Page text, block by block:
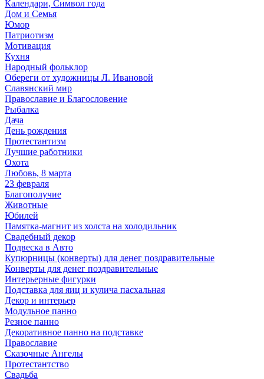
Календари, Символ года
Дом и Семья
Юмор
Патриотизм
Мотивация
Кухня
Народный фольклор
Обереги от художницы Л. Ивановой
Славянский мир
Православие и Благословение
Рыбалка
Дача
День рождения
Протестантизм
Лучшие работники
Охота
Любовь, 8 марта
23 февраля
Благополучие
Животные
Юбилей
Памятка-магнит из холста на холодильник
Свадебный декор
Подвеска в Авто
Купюрницы (конверты) для денег поздравительные
Конверты для денег поздравительные
Интерьерные фигурки
Подставка для яиц и кулича пасхальная
Декор и интерьер
Модульное панно
Резное панно
Декоративное панно на подставке
Православие
Сказочные Ангелы
Протестантство
Свадьба